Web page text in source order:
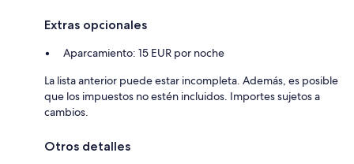
Extras opcionales
Aparcamiento: 15 EUR por noche
La lista anterior puede estar incompleta. Además, es posible
que los impuestos no estén incluidos. Importes sujetos a
cambios.
Otros detalles